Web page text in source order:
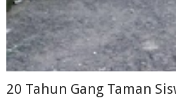
20 Tahun Gang Taman